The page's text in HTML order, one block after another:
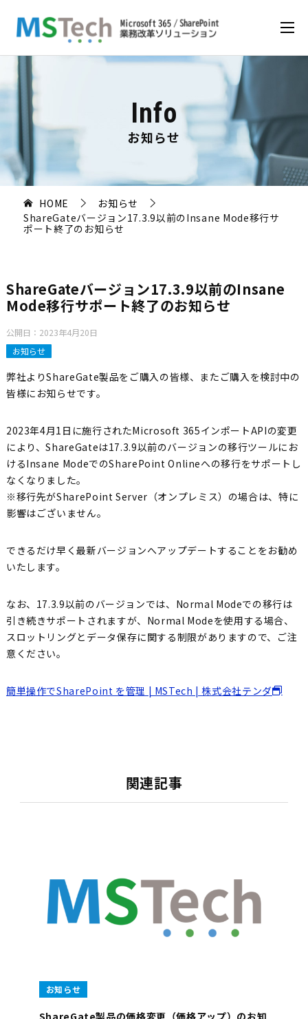
Info
お知らせ
HOME
お知らせ
ShareGateバージョン17.3.9以前のInsane Mode移行サ
ポート終了のお知らせ
ShareGateバージョン17.3.9以前のInsane
Mode移行サポート終了のお知らせ
公開日： 2023年4月20日
お知らせ
弊社よりShareGate製品をご購入の皆様、またご購入を検討中の
皆様にお知らせです。
2023年4月1日に施行されたMicrosoft 365インポートAPIの変更
により、ShareGateは17.3.9以前のバージョンの移行ツールにお
けるInsane ModeでのSharePoint Onlineへの移行をサポートし
なくなりました。
※移行先がSharePoint Server（オンプレミス）の場合は、特に
影響はございません。
できるだけ早く最新バージョンへアップデートすることをお勧め
いたします。
なお、17.3.9以前のバージョンでは、Normal Modeでの移行は
引き続きサポートされますが、Normal Modeを使用する場合、
スロットリングとデータ保存に関する制限がありますので、ご注
意ください。
簡単操作でSharePoint を管理 | MSTech | 株式会社テンダ
関連記事
お知らせ